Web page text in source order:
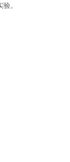
。